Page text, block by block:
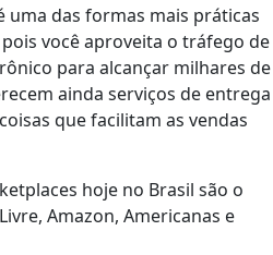
uma das formas mais práticas
você aproveita o tráfego de
para alcançar milhares de
ainda serviços de entrega
que facilitam as vendas
hoje no Brasil são o
Amazon, Americanas e